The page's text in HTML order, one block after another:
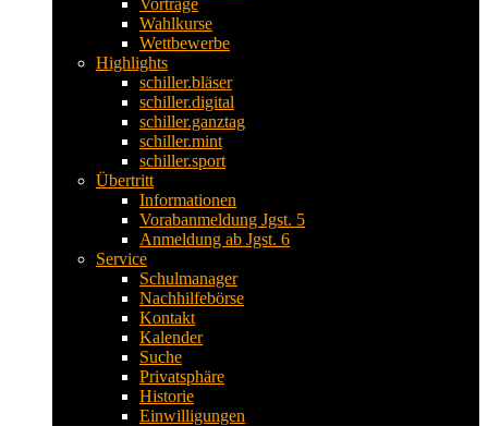
Vorträge
Wahlkurse
Wettbewerbe
Highlights
schiller.bläser
schiller.digital
schiller.ganztag
schiller.mint
schiller.sport
Übertritt
Informationen
Vorabanmeldung Jgst. 5
Anmeldung ab Jgst. 6
Service
Schulmanager
Nachhilfebörse
Kontakt
Kalender
Suche
Privatsphäre
Historie
Einwilligungen